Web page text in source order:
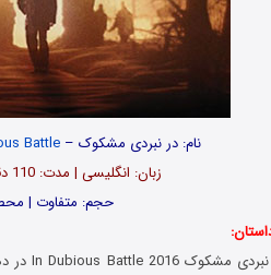
نام: در نبردی مشکوک – Battle
زبان: انگلیسی | مدت: 110 دقیقه | زیرنویس فارسی: دارد | کیفیت: بلوری
حجم: متفاوت | محصول